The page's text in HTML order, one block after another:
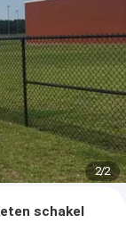
2/2
schakel